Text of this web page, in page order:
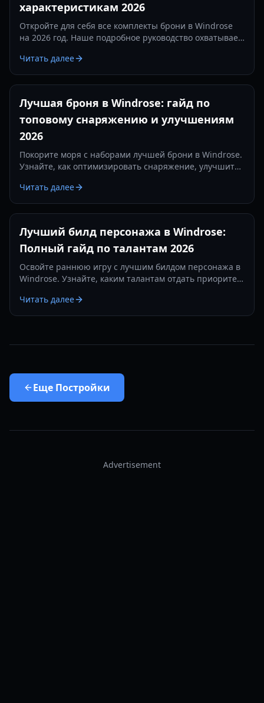
характеристикам 2026
Откройте для себя все комплекты брони в Windrose
на 2026 год. Наше подробное руководство охватывает
для всех стилей игры.
Читать далее
Лучшая броня в Windrose: гайд по
топовому снаряжению и улучшениям
2026
Покорите моря с наборами лучшей брони в Windrose.
Узнайте, как оптимизировать снаряжение, улучшить
боссами в 2026 году.
Читать далее
Лучший билд персонажа в Windrose:
Полный гайд по талантам 2026
Освойте раннюю игру с лучшим билдом персонажа в
Windrose. Узнайте, каким талантам отдать приоритет
сбора ресурсов.
Читать далее
Еще Постройки
Advertisement